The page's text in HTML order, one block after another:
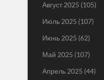
Август 2025 (105)
Июль 2025 (107)
Июнь 2025 (62)
Май 2025 (107)
Апрель 2025 (44)